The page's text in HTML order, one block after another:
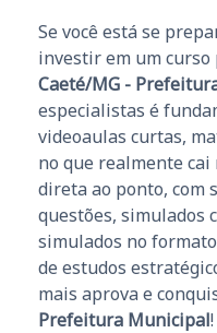
Se você está se
investir em um
Caeté/MG -
especialistas é
videoaulas curtas,
no que realmente cai
direta ao ponto, com
questões, simulados
simulados no
de estudos
mais aprova e
Prefeitura Municipal!